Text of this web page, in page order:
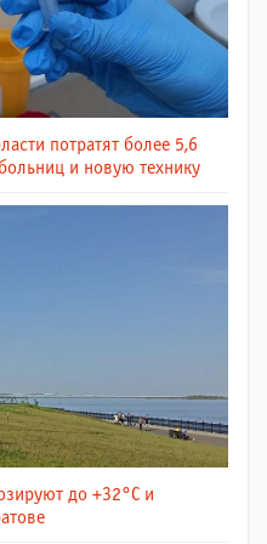
потратят более 5,6
и новую технику
до +32°C и